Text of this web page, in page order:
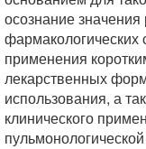
осознание
фармакологических
применения
лекарственных
использования, а
клинического